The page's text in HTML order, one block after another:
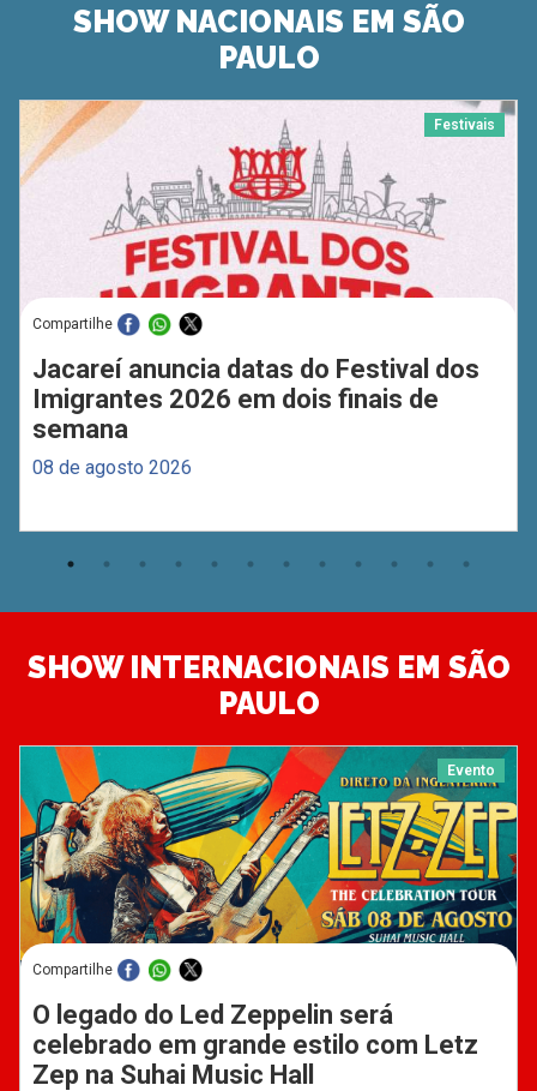
SHOW NACIONAIS EM SÃO
PAULO
Festivais
Compartilhe
Jacareí anuncia datas do Festival dos
Imigrantes 2026 em dois finais de
semana
08 de agosto 2026
SHOW INTERNACIONAIS EM SÃO
PAULO
Evento
Compartilhe
O legado do Led Zeppelin será
celebrado em grande estilo com Letz
Zep na Suhai Music Hall